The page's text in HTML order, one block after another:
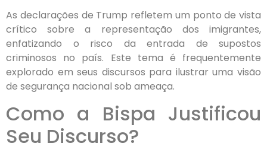
As declarações de Trump refletem um ponto de vista
crítico sobre a representação dos imigrantes,
enfatizando o risco da entrada de supostos
criminosos no país. Este tema é frequentemente
explorado em seus discursos para ilustrar uma visão
de segurança nacional sob ameaça.
Como a Bispa Justificou
Seu Discurso?